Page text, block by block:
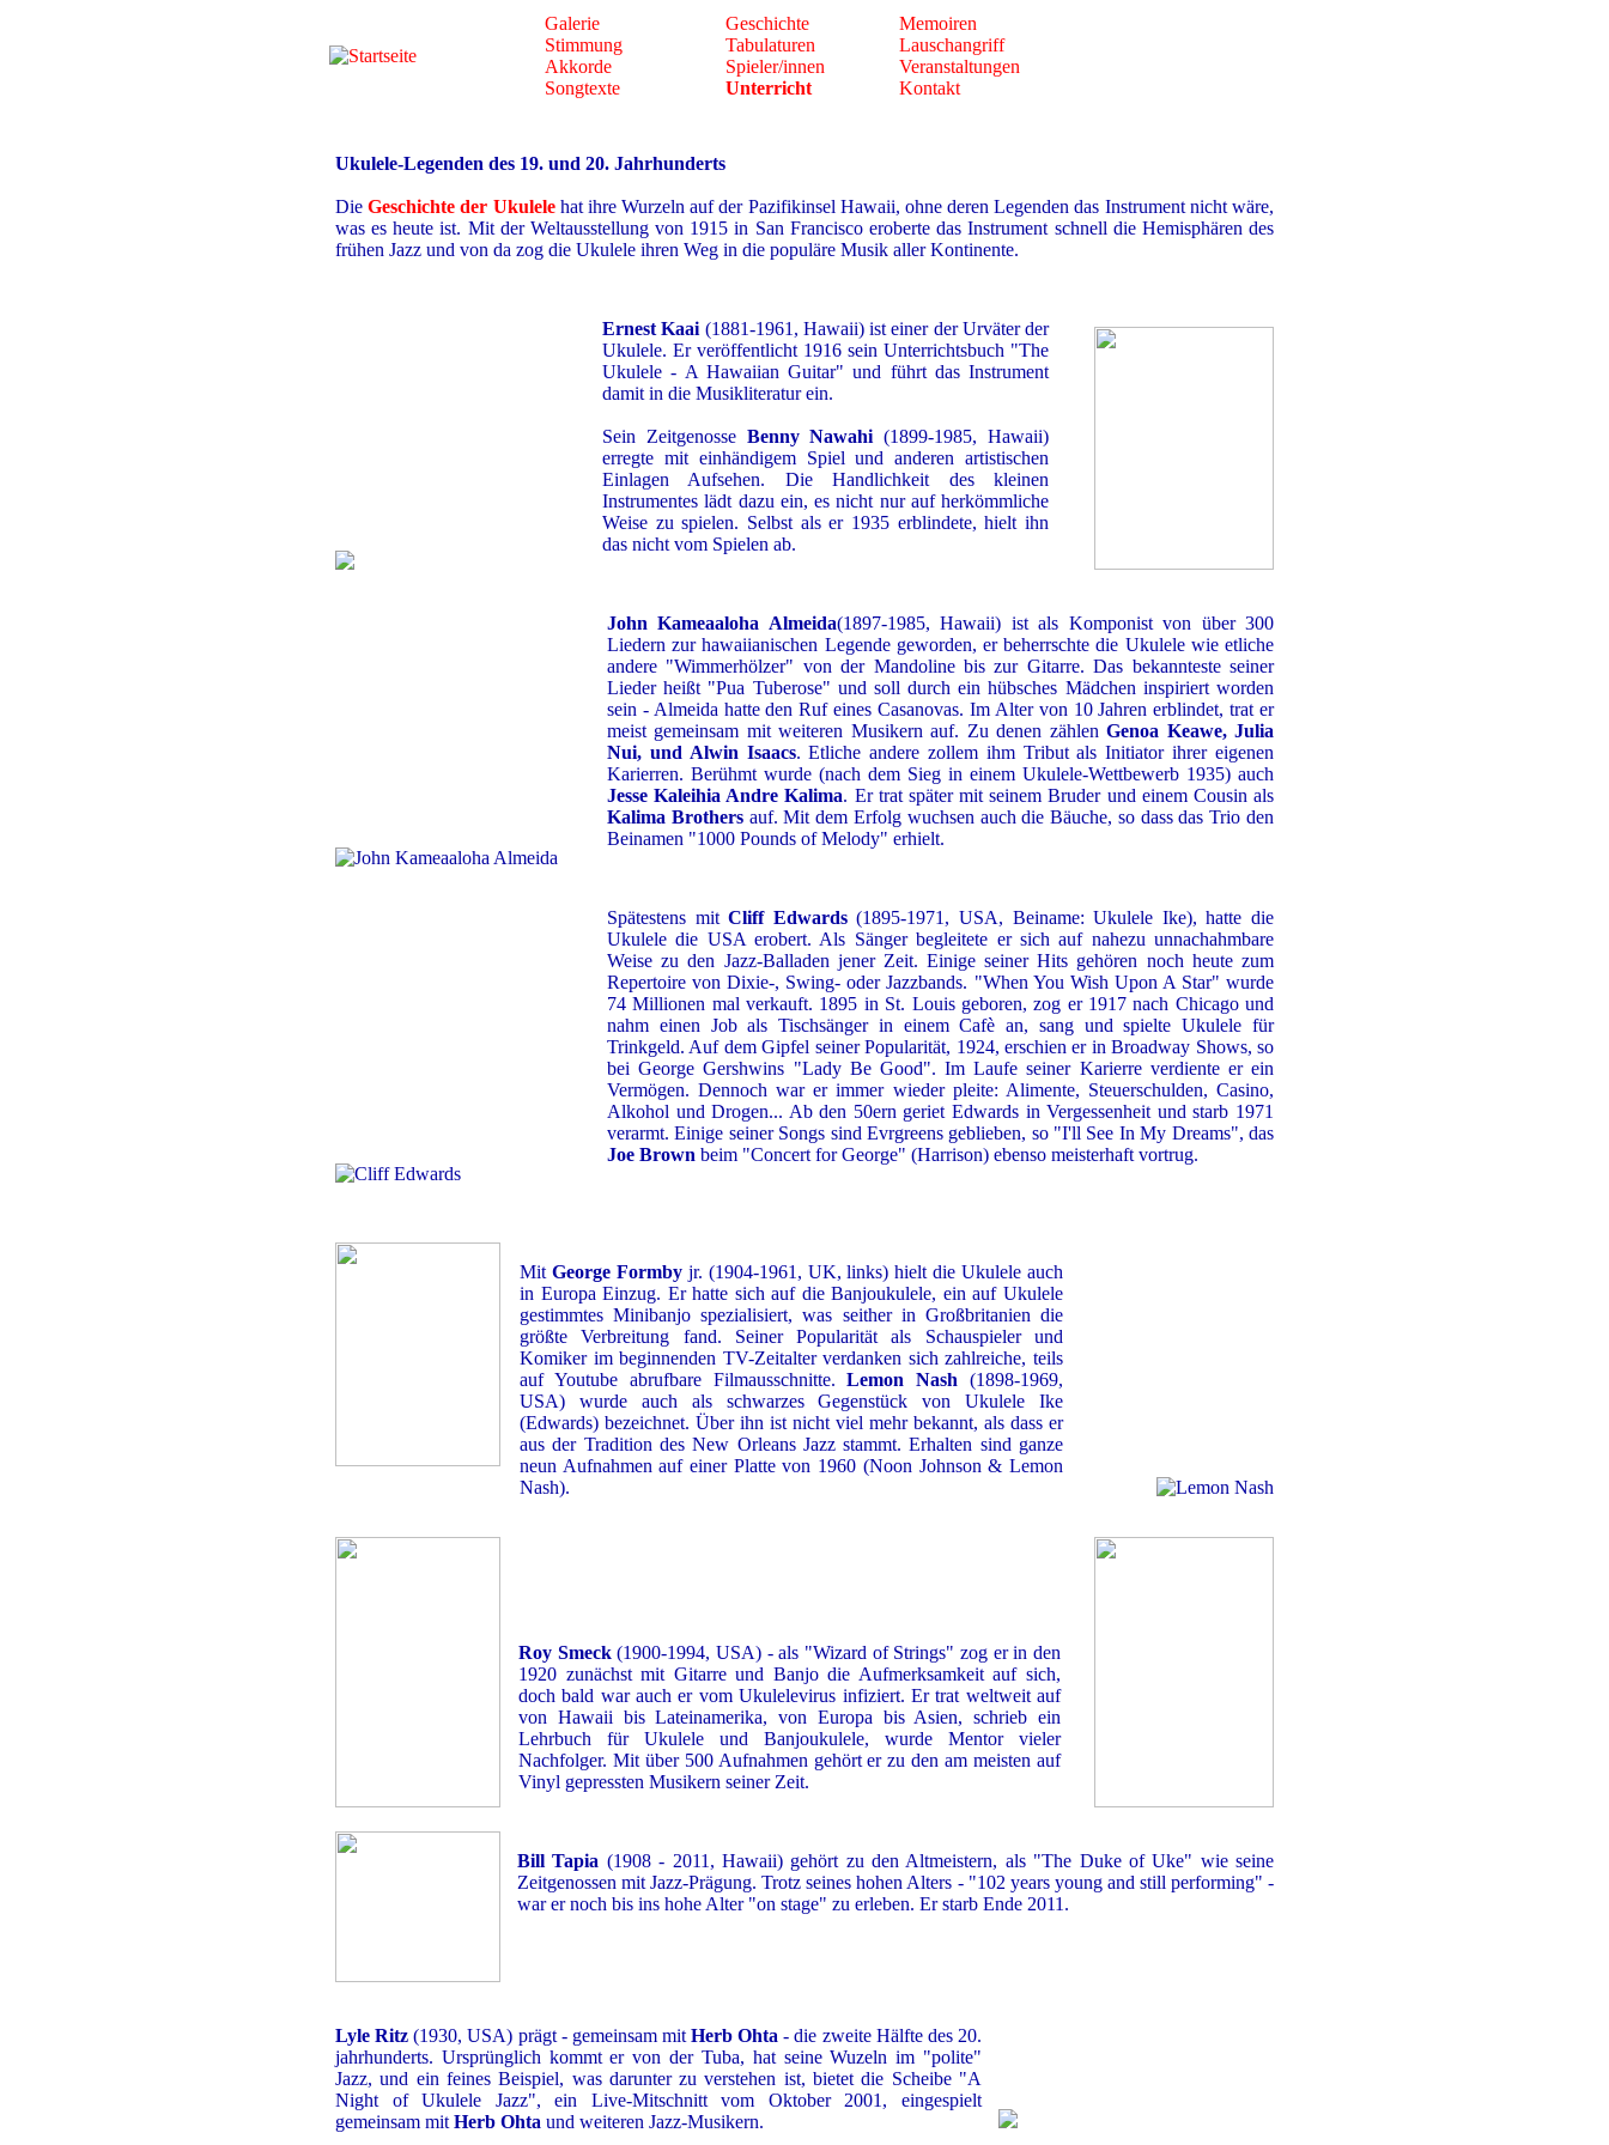
Galerie
Stimmung
Akkorde
Songtexte
Geschichte
Tabulaturen
Spieler/innen
Unterricht
Memoiren
Lauschangriff
Veranstaltungen
Kontakt
Ukulele-Legenden des 19. und 20. Jahrhunderts
DieGeschichte der Ukulelehat ihre Wurzeln auf der Pazifikinsel Hawaii, ohne deren Legenden das Instrument nicht wäre,
was es heute ist. Mit der Weltausstellung von 1915 in San Francisco eroberte das Instrument schnell die Hemisphären des
frühen Jazz und von da zog die Ukulele ihren Weg in die populäre Musik aller Kontinente.
Ernest Kaai (1881-1961, Hawaii) ist einer der Urväter der
Ukulele. Er veröffentlicht 1916 sein Unterrichtsbuch "The
Ukulele - A Hawaiian Guitar" und führt das Instrument
damit in die Musikliteratur ein.
Sein Zeitgenosse Benny Nawahi (1899-1985, Hawaii)
erregte mit einhändigem Spiel und anderen artistischen
Einlagen Aufsehen. Die Handlichkeit des kleinen
Instrumentes lädt dazu ein, es nicht nur auf herkömmliche
Weise zu spielen. Selbst als er 1935 erblindete, hielt ihn
das nicht vom Spielen ab.
John Kameaaloha Almeida(1897-1985, Hawaii) ist als Komponist von über 300
Liedern zur hawaiianischen Legende geworden, er beherrschte die Ukulele wie etliche
andere "Wimmerhölzer" von der Mandoline bis zur Gitarre. Das bekannteste seiner
Lieder heißt "Pua Tuberose" und soll durch ein hübsches Mädchen inspiriert worden
sein - Almeida hatte den Ruf eines Casanovas. Im Alter von 10 Jahren erblindet, trat er
meist gemeinsam mit weiteren Musikern auf. Zu denen zählenGenoa Keawe, Julia
Nui, und Alwin Isaacs. Etliche andere zollem ihm Tribut als Initiator ihrer eigenen
Karierren. Berühmt wurde (nach dem Sieg in einem Ukulele-Wettbewerb 1935) auch
Jesse Kaleihia Andre Kalima. Er trat später mit seinem Bruder und einem Cousin als
Kalima Brothersauf. Mit dem Erfolg wuchsen auch die Bäuche, so dass das Trio den
Beinamen "1000 Pounds of Melody" erhielt.
Spätestens mitCliff Edwards(1895-1971, USA, Beiname: Ukulele Ike), hatte die
Ukulele die USA erobert. Als Sänger begleitete er sich auf nahezu unnachahmbare
Weise zu den Jazz-Balladen jener Zeit. Einige seiner Hits gehören noch heute zum
Repertoire von Dixie-, Swing- oder Jazzbands. "When You Wish Upon A Star" wurde
74 Millionen mal verkauft. 1895 in St. Louis geboren, zog er 1917 nach Chicago und
nahm einen Job als Tischsänger in einem Cafè an, sang und spielte Ukulele für
Trinkgeld. Auf dem Gipfel seiner Popularität, 1924, erschien er in Broadway Shows, so
bei George Gershwins "Lady Be Good". Im Laufe seiner Karierre verdiente er ein
Vermögen. Dennoch war er immer wieder pleite: Alimente, Steuerschulden, Casino,
Alkohol und Drogen... Ab den 50ern geriet Edwards in Vergessenheit und starb 1971
verarmt. Einige seiner Songs sind Evrgreens geblieben, so "I'll See In My Dreams", das
Joe Brown beim "Concert for George" (Harrison) ebenso meisterhaft vortrug.
Mit George Formby jr. (1904-1961, UK, links) hielt die Ukulele auch
in Europa Einzug. Er hatte sich auf die Banjoukulele, ein auf Ukulele
gestimmtes Minibanjo spezialisiert, was seither in Großbritanien die
größte Verbreitung fand. Seiner Popularität als Schauspieler und
Komiker im beginnenden TV-Zeitalter verdanken sich zahlreiche, teils
auf Youtube abrufbare Filmausschnitte.
Lemon Nash (1898-1969,
USA) wurde auch als schwarzes Gegenstück von Ukulele Ike
(Edwards) bezeichnet. Über ihn ist nicht viel mehr bekannt, als dass er
aus der Tradition des New Orleans Jazz stammt. Erhalten sind ganze
neun Aufnahmen auf einer Platte von 1960 (Noon Johnson & Lemon
Nash).
Roy Smeck(1900-1994, USA) - als "Wizard of Strings" zog er in den
1920 zunächst mit Gitarre und Banjo die Aufmerksamkeit auf sich,
doch bald war auch er vom Ukulelevirus infiziert. Er trat weltweit auf
von Hawaii bis Lateinamerika, von Europa bis Asien, schrieb ein
Lehrbuch für Ukulele und Banjoukulele, wurde Mentor vieler
Nachfolger. Mit über 500 Aufnahmen gehört er zu den am meisten auf
Vinyl gepressten Musikern seiner Zeit.
Bill Tapia (1908 - 2011, Hawaii) gehört zu den Altmeistern, als "The Duke of Uke" wie seine
Zeitgenossen mit Jazz-Prägung. Trotz seines hohen Alters - "102 years young and still performing" -
war er noch bis ins hohe Alter "on stage" zu erleben. Er starb Ende 2011.
Lyle Ritz (1930, USA) prägt - gemeinsam mitHerb Ohta - die zweite Hälfte des 20.
jahrhunderts. Ursprünglich kommt er von der Tuba, hat seine Wuzeln im "polite"
Jazz, und ein feines Beispiel, was darunter zu verstehen ist, bietet die Scheibe "A
Night of Ukulele Jazz", ein Live-Mitschnitt vom Oktober 2001, eingespielt
gemeinsam mit Herb Ohta und weiteren Jazz-Musikern.